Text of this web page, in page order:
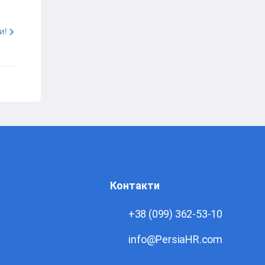
Контакти
+38 (099) 362-53-10
info@PersiaHR.com